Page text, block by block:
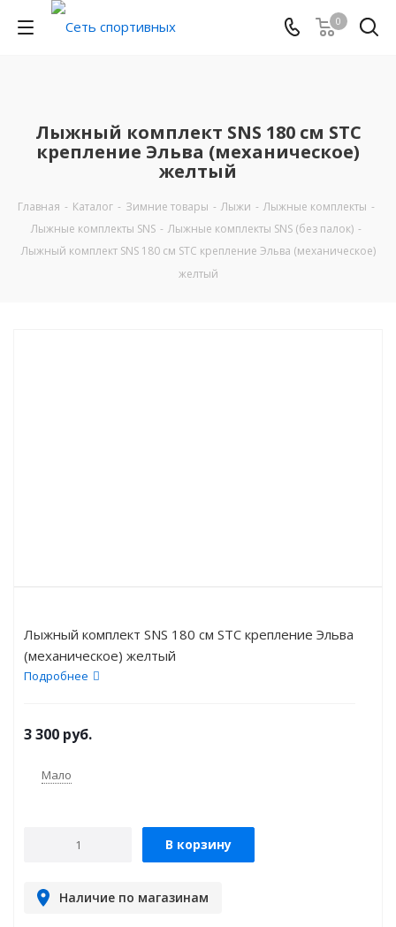
0
Лыжный комплект SNS 180 см STC
крепление Эльва (механическое)
желтый
Главная - Каталог - Зимние товары - Лыжи - Лыжные комплекты -
Лыжные комплекты SNS - Лыжные комплекты SNS (без палок) -
Лыжный комплект SNS 180 см STC крепление Эльва (механическое)
желтый
Лыжный комплект SNS 180 см STC крепление Эльва
(механическое) желтый
Подробнее
3 300 руб.
Мало
В корзину
Наличие по магазинам